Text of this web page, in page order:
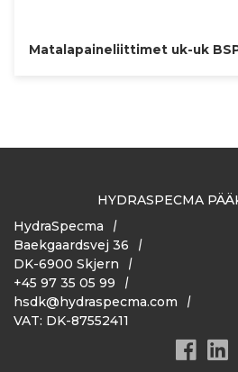
Matalapaineliittimet uk-uk
HYDRASPECMA
HydraSpecma
Baekgaardsvej 36
DK-6900 Skjern
+45 97 35 05 99
hsdk@hydraspecma.com
VAT: DK-87552411